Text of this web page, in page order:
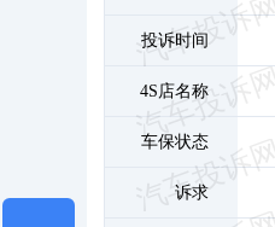
投诉时间
4S店名称
车保状态
诉求